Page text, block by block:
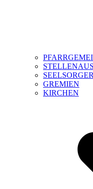
SEELSORGER
GREMIEN
KIRCHEN